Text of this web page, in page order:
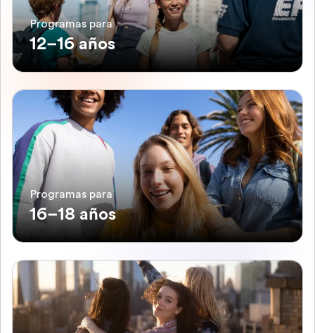
Programas para
12–16 años
Programas para
16–18 años